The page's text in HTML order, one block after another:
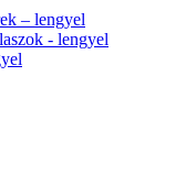
– lengyel
- lengyel